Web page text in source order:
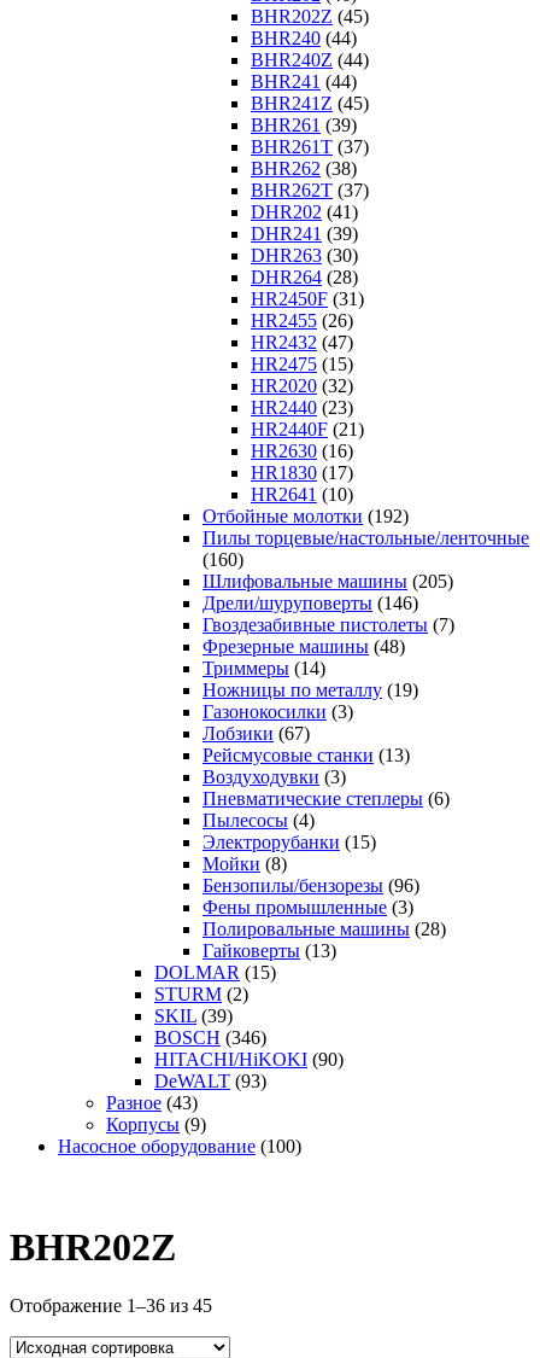
BHR202Z (45)
BHR240 (44)
BHR240Z (44)
BHR241 (44)
BHR241Z (45)
BHR261 (39)
BHR261T (37)
BHR262 (38)
BHR262T (37)
DHR202 (41)
DHR241 (39)
DHR263 (30)
DHR264 (28)
HR2450F (31)
HR2455 (26)
HR2432 (47)
HR2475 (15)
HR2020 (32)
HR2440 (23)
HR2440F (21)
HR2630 (16)
HR1830 (17)
HR2641 (10)
Отбойные молотки (192)
Пилы торцевые/настольные/ленточные
(160)
Шлифовальные машины (205)
Дрели/шуруповерты (146)
Гвоздезабивные пистолеты (7)
Фрезерные машины (48)
Триммеры (14)
Ножницы по металлу (19)
Газонокосилки (3)
Лобзики (67)
Рейсмусовые станки (13)
Воздуходувки (3)
Пневматические степлеры (6)
Пылесосы (4)
Электрорубанки (15)
Мойки (8)
Бензопилы/бензорезы (96)
Фены промышленные (3)
Полировальные машины (28)
Гайковерты (13)
DOLMAR (15)
STURM (2)
SKIL (39)
BOSCH (346)
HITACHI/HiKOKI (90)
DeWALT (93)
Разное (43)
Корпусы (9)
Насосное оборудование (100)
BHR202Z
Отображение 1–36 из 45